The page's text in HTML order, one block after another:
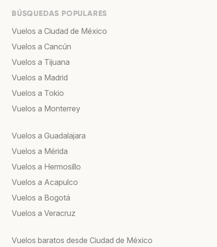
BÚSQUEDAS POPULARES
Vuelos a Ciudad de México
Vuelos a Cancún
Vuelos a Tijuana
Vuelos a Madrid
Vuelos a Tokio
Vuelos a Monterrey
Vuelos a Guadalajara
Vuelos a Mérida
Vuelos a Hermosillo
Vuelos a Acapulco
Vuelos a Bogotá
Vuelos a Veracruz
Vuelos baratos desde Ciudad de México